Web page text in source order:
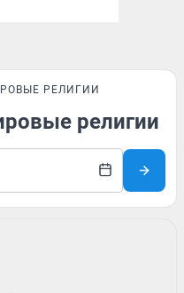
РЕЛИГИИ
религии